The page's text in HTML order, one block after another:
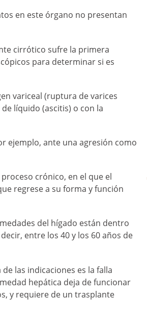
en este órgano no presentan
cirrótico sufre la primera
para determinar si es
variceal (ruptura de varices
líquido (ascitis) o con la
ejemplo, ante una agresión como
crónico, en el que el
regrese a su forma y función
del hígado están dentro
entre los 40 y los 60 años de
las indicaciones es la falla
hepática deja de funcionar
y requiere de un trasplante